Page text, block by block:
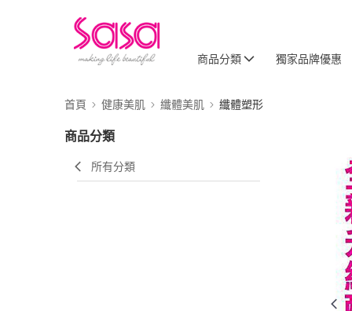
商品分類 獨家品牌優惠
首頁 健康美肌 纖體美肌 纖體塑形
商品分類
所有分類